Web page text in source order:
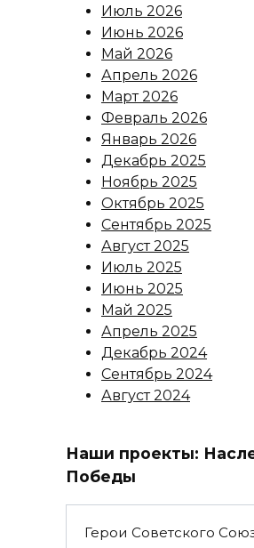
Июль 2026
Июнь 2026
Май 2026
Апрель 2026
Март 2026
Февраль 2026
Январь 2026
Декабрь 2025
Ноябрь 2025
Октябрь 2025
Сентябрь 2025
Август 2025
Июль 2025
Июнь 2025
Май 2025
Апрель 2025
Декабрь 2024
Сентябрь 2024
Август 2024
Наши проекты:
Победы
Герои Советского